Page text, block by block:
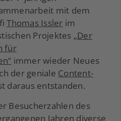
mit dem
Thomas Issler im
Projektes „Der
für
immer wieder Neues
der geniale Content-
daraus entstanden.
Besucherzahlen des
Jahren diverse